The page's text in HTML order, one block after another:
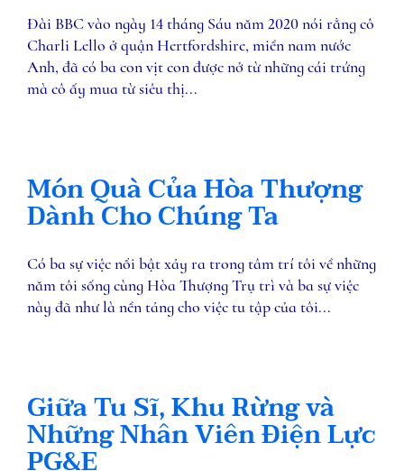
Đài BBC vào ngày 14 tháng Sáu năm 2020 nói rằng cô
Charli Lello ở quận Hertfordshire, miền nam nước
Anh, đã có ba con vịt con được nở từ những cái trứng
mà cô ấy mua từ siêu thị...
Món Quà Của Hòa Thượng
Dành Cho Chúng Ta
Có ba sự việc nổi bật xảy ra trong tâm trí tôi về những
năm tôi sống cùng Hòa Thượng Trụ trì và ba sự việc
này đã như là nền tảng cho việc tu tập của tôi...
Giữa Tu Sĩ, Khu Rừng và
Những Nhân Viên Điện Lực